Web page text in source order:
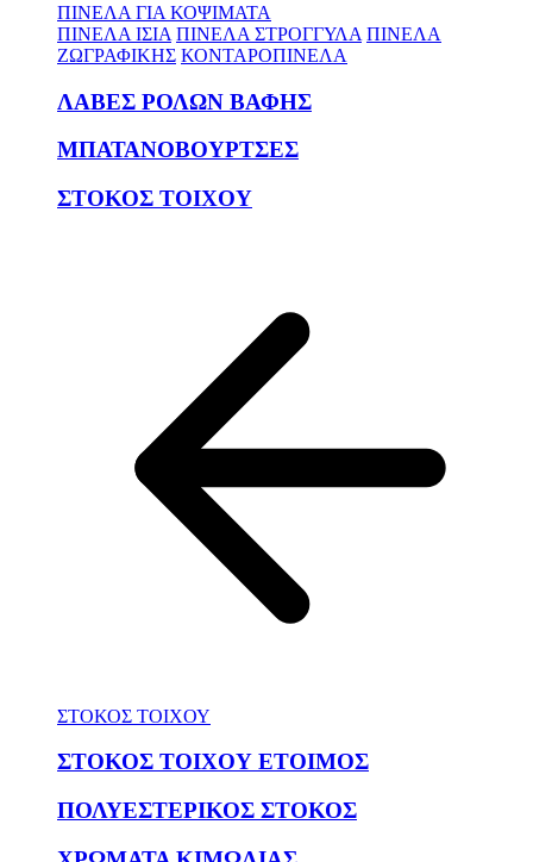
ΠΙΝΕΛΑ ΓΙΑ ΚΟΨΙΜΑΤΑ
ΠΙΝΕΛΑ ΙΣΙΑ ΠΙΝΕΛΑ ΣΤΡΟΓΓΥΛΑ ΠΙΝΕΛΑ
ΖΩΓΡΑΦΙΚΗΣ ΚΟΝΤΑΡΟΠΙΝΕΛΑ
ΛΑΒΕΣ ΡΟΛΩΝ ΒΑΦΗΣ
ΜΠΑΤΑΝΟΒΟΥΡΤΣΕΣ
ΣΤΟΚΟΣ ΤΟΙΧΟΥ
ΣΤΟΚΟΣ ΤΟΙΧΟΥ
ΣΤΟΚΟΣ ΤΟΙΧΟΥ ΕΤΟΙΜΟΣ
ΠΟΛΥΕΣΤΕΡΙΚΟΣ ΣΤΟΚΟΣ